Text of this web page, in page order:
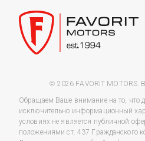
© 2026 FAVORIT MOTORS.
Обращаем Ваше внимание на то, что
исключительно информационный
условиях не является публичной
положениями ст. 437 Гражданского